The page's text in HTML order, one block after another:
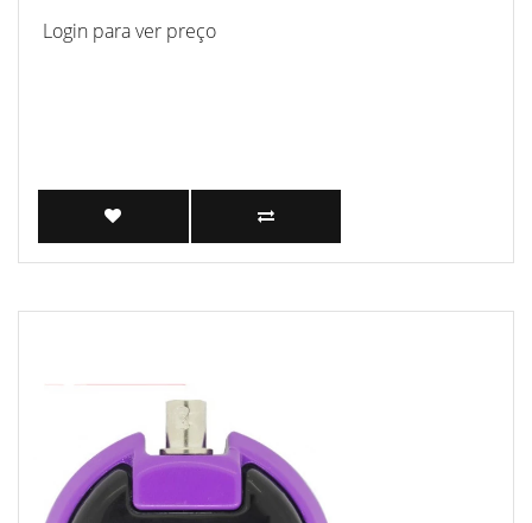
Login para ver preço